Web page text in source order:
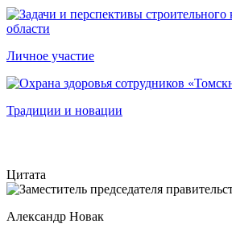
Личное участие
Традиции и новации
Цитата
Александр Новак